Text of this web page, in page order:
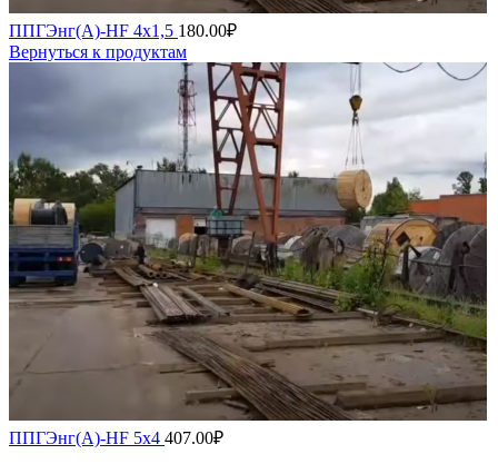
ППГЭнг(А)-HF 4х1,5 180.00₽
Вернуться к продуктам
ППГЭнг(А)-HF 5х4 407.00₽